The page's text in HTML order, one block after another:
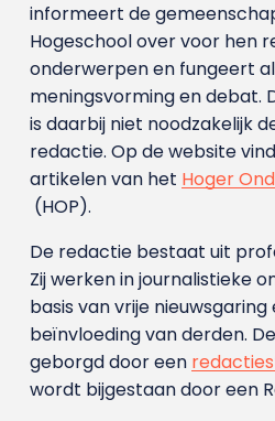
informeert de
Hogeschool over voor hen
onderwerpen en fungeert
meningsvorming en debat.
is daarbij niet noodzakelijk
redactie. Op de website
artikelen van het Hoger
(HOP).
De redactie bestaat uit
Zij werken in journalistieke
basis van vrije nieuwsgaring
beïnvloeding van derden.
geborgd door een
wordt bijgestaan door een